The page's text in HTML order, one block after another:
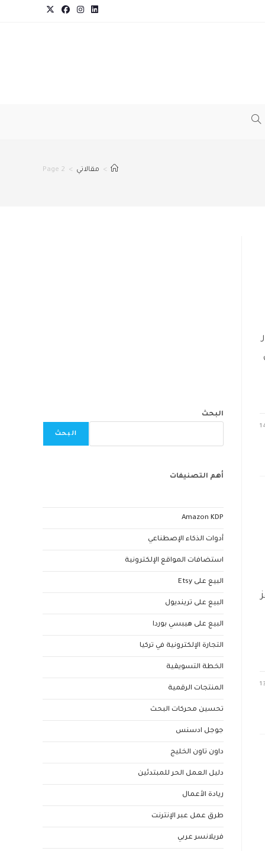
TOGGLE
> مقالاتي >
Page 2
البحث
البحث
أهم التصنيفات
Amazon KDP
أدوات الذكاء الإصطناعي
استضافات المواقع الإلكترونية
البيع على Etsy
البيع على ترينديول
البيع على هيبسي بوردا
التجارة الإلكترونية في تركيا
الخطة التسويقية
المنتجات الرقمية
تحسين محركات البحث
جوجل ادسنس
داون تاون الخليج
دليل العمل الحر للمبتدئين
ريادة الأعمال
طرق عمل عبر الإنترنت
فريلانسر عربي